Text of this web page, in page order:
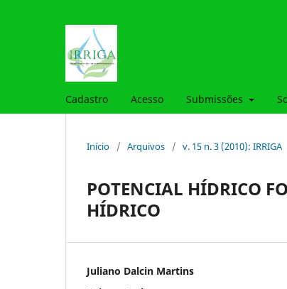
Cadastro Acesso Submissões
Início / Arquivos / v. 15 n. 3 (2010): IRRIGA
POTENCIAL HÍDRICO
HÍDRICO
Juliano Dalcin Martins